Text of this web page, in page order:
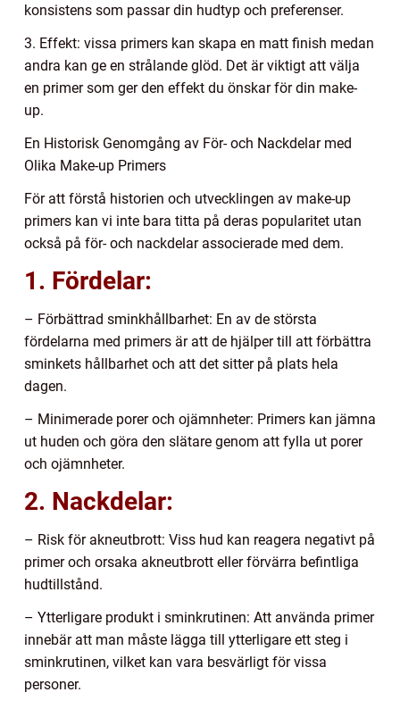
konsistens som passar din hudtyp och preferenser.
3. Effekt: vissa primers kan skapa en matt finish medan
andra kan ge en strålande glöd. Det är viktigt att välja
en primer som ger den effekt du önskar för din make-
up.
En Historisk Genomgång av För- och Nackdelar med
Olika Make-up Primers
För att förstå historien och utvecklingen av make-up
primers kan vi inte bara titta på deras popularitet utan
också på för- och nackdelar associerade med dem.
1. Fördelar:
– Förbättrad sminkhållbarhet: En av de största
fördelarna med primers är att de hjälper till att förbättra
sminkets hållbarhet och att det sitter på plats hela
dagen.
– Minimerade porer och ojämnheter: Primers kan jämna
ut huden och göra den slätare genom att fylla ut porer
och ojämnheter.
2. Nackdelar:
– Risk för akneutbrott: Viss hud kan reagera negativt på
primer och orsaka akneutbrott eller förvärra befintliga
hudtillstånd.
– Ytterligare produkt i sminkrutinen: Att använda primer
innebär att man måste lägga till ytterligare ett steg i
sminkrutinen, vilket kan vara besvärligt för vissa
personer.